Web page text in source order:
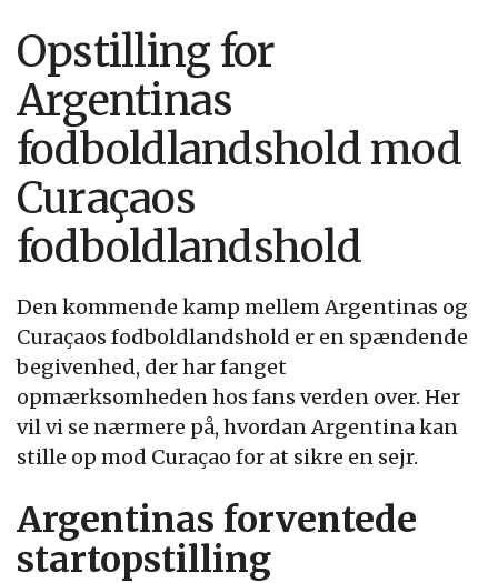
Opstilling for
Argentinas
fodboldlandshold mod
Curaçaos
fodboldlandshold
Den kommende kamp mellem Argentinas og
Curaçaos fodboldlandshold er en spændende
begivenhed, der har fanget
opmærksomheden hos fans verden over. Her
vil vi se nærmere på, hvordan Argentina kan
stille op mod Curaçao for at sikre en sejr.
Argentinas forventede
startopstilling